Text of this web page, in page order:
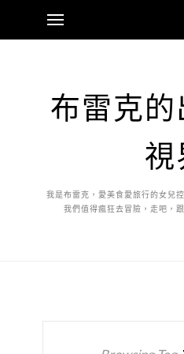
布雷克
視
我是布雷克，愛美食愛旅行的女兒
我們值得瘋狂去冒險，走吧，